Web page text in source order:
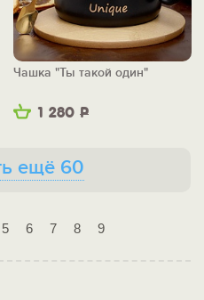
1 280 Р
Чашка "Ты такой один"
ещё 60
5 6 7 8 9